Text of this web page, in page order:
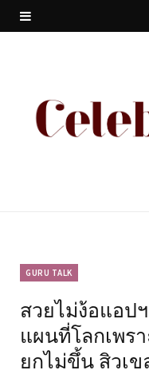
GURU TALK
สวยไม่ง้อแอป
แผนที่โลกเพร
ยกไม่ขึ้น สิวเข